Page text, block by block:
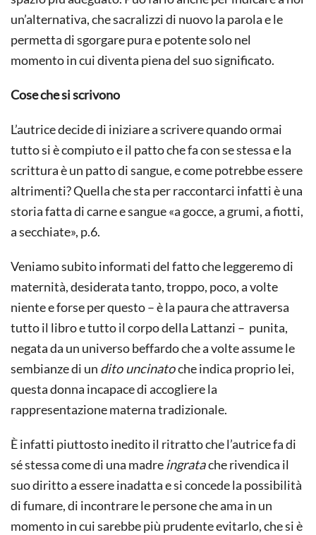
un’alternativa, che sacralizzi di nuovo la parola e le
permetta di sgorgare pura e potente solo nel
momento in cui diventa piena del suo significato.
Cose che si scrivono
L’autrice decide di iniziare a scrivere quando ormai
tutto si è compiuto e il patto che fa con se stessa e la
scrittura è un patto di sangue, e come potrebbe essere
altrimenti? Quella che sta per raccontarci infatti è una
storia fatta di carne e sangue «a gocce, a grumi, a fiotti,
a secchiate», p.6.
Veniamo subito informati del fatto che leggeremo di
maternità, desiderata tanto, troppo, poco, a volte
niente e forse per questo – è la paura che attraversa
tutto il libro e tutto il corpo della Lattanzi – punita,
negata da un universo beffardo che a volte assume le
sembianze di un dito uncinatoche indica proprio lei,
questa donna incapace di accogliere la
rappresentazione materna tradizionale.
È infatti piuttosto inedito il ritratto che l’autrice fa di
sé stessa come di una madre ingratache rivendica il
suo diritto a essere inadatta e si concede la possibilità
di fumare, di incontrare le persone che ama in un
momento in cui sarebbe più prudente evitarlo, che si è